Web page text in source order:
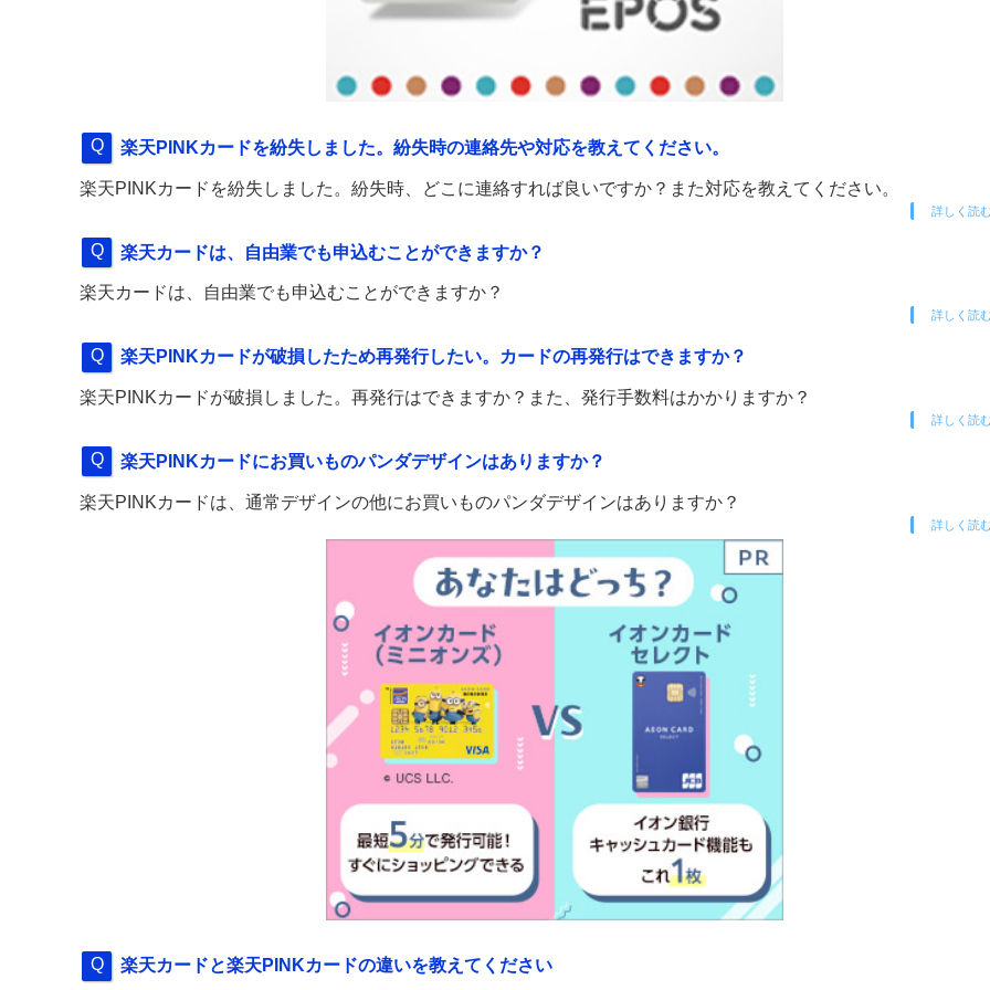
楽天PINKカードを紛失しました。紛失時の連絡先や対応を教えてください。
楽天PINKカードを紛失しました。紛失時、どこに連絡すれば良いですか？また対応を教えてください。
詳しく読
楽天カードは、自由業でも申込むことができますか？
楽天カードは、自由業でも申込むことができますか？
詳しく読
楽天PINKカードが破損したため再発行したい。カードの再発行はできますか？
楽天PINKカードが破損しました。再発行はできますか？また、発行手数料はかかりますか？
詳しく読
楽天PINKカードにお買いものパンダデザインはありますか？
楽天PINKカードは、通常デザインの他にお買いものパンダデザインはありますか？
詳しく読
楽天カードと楽天PINKカードの違いを教えてください